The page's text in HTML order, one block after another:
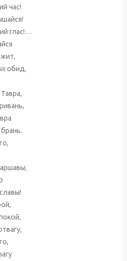
час!
глас!…
обид,